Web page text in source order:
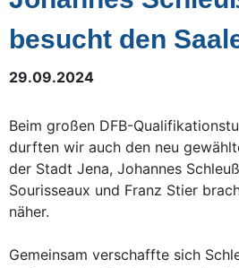
besucht den
29.09.2024
Beim großen DFB-
durften wir auch den neu
der Stadt Jena, Johannes
Sourisseaux und Franz Stier
näher.
Gemeinsam verschaffte sich